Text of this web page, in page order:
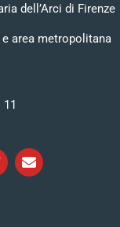
dell’Arci di Firenze
e area metropolitana
11